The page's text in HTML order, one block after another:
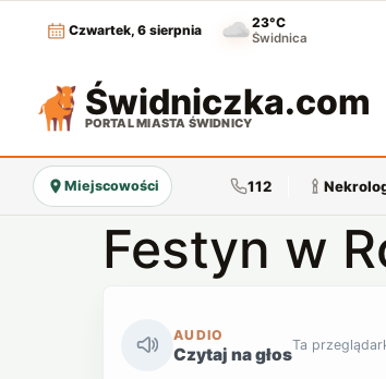
Czwartek, 6 sierpnia
23°C
Świdnica
Świdniczka.com
PORTAL MIASTA ŚWIDNICY
Miejscowości 112
Festyn w
AUDIO
Czytaj na głosTa